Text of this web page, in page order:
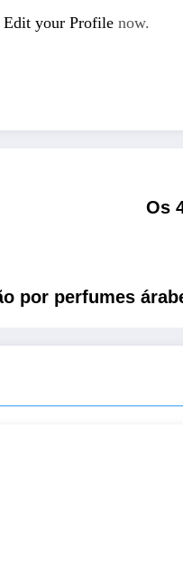
Edit your Profile now.
Os
por perfumes